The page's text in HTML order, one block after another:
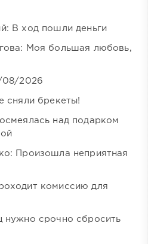
В ход пошли деньги
Моя большая любовь,
08/2026
сняли брекеты!
над подарком
Произошла неприятная
комиссию для
нужно срочно сбросить